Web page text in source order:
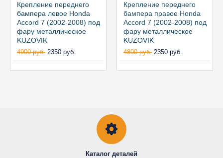
Крепление переднего
бампера левое Honda
Accord 7 (2002-2008) под
фару металлическое
KUZOVIK
4900 руб. 2350 руб.
Крепление переднего
бампера правое Honda
Accord 7 (2002-2008) под
фару металлическое
KUZOVIK
4800 руб. 2350 руб.
Каталог деталей